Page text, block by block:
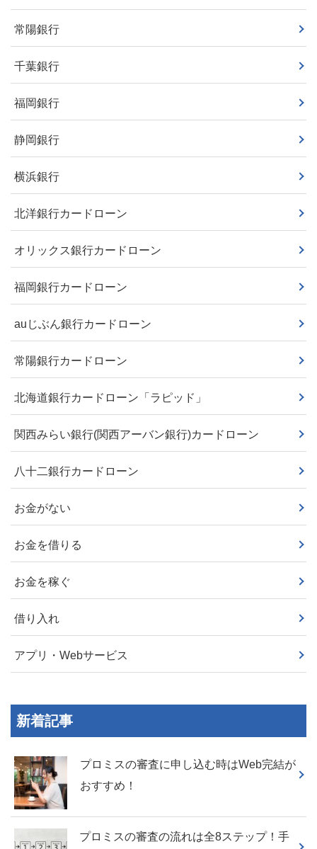
常陽銀行
千葉銀行
福岡銀行
静岡銀行
横浜銀行
北洋銀行カードローン
オリックス銀行カードローン
福岡銀行カードローン
auじぶん銀行カードローン
常陽銀行カードローン
北海道銀行カードローン「ラピッド」
関西みらい銀行(関西アーバン銀行)カードローン
八十二銀行カードローン
お金がない
お金を借りる
お金を稼ぐ
借り入れ
アプリ・Webサービス
新着記事
プロミスの審査に申し込む時はWeb完結が
おすすめ！
プロミスの審査の流れは全8ステップ！手